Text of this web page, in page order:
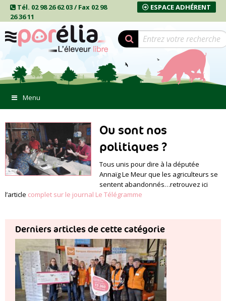
Tél. 02 98 26 62 03 / Fax 02 98
26 36 11
ESPACE ADHÉRENT
Menu
Ou sont nos
politiques ?
Tous unis pour dire à la députée
Annaïg Le Meur que les agriculteurs se
sentent abandonnés…retrouvez ici
l’article complet sur le journal Le Télégramme
Derniers articles de cette catégorie